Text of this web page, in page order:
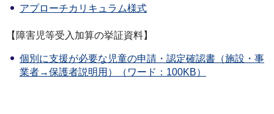
アプローチカリキュラム様式
【障害児等受入加算の挙証資料】
個別に支援が必要な児童の申請・認定確認書（施設・事
業者→保護者説明用）（ワード：100KB）